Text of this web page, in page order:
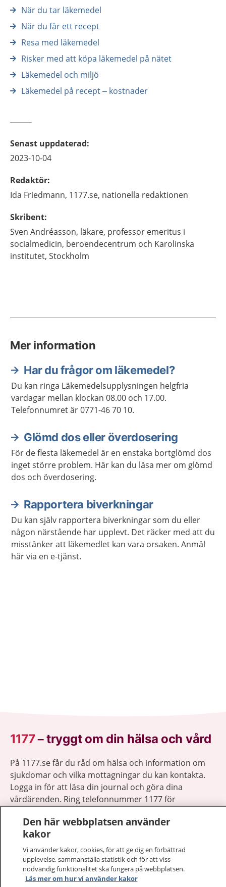
När du tar läkemedel
När du får ett recept
Resa med läkemedel
Risker med att köpa läkemedel på nätet
Läkemedel och miljö
Läkemedel på recept – kostnader
Senast uppdaterad:
2023-10-04
Redaktör:
Ida Friedmann, 1177.se, nationella redaktionen
Skribent:
Sven Andréasson, läkare, professor emeritus i
socialmedicin, beroendecentrum och Karolinska
institutet, Stockholm
Mer information
Har du frågor om läkemedel?
Du kan ringa Läkemedelsupplysningen helgfria
vardagar mellan klockan 08.00 och 17.00.
Telefonnumret är 0771-46 70 10.
Glömd dos eller överdosering
För de flesta läkemedel är en enstaka bortglömd dos
inget större problem. Här kan du läsa mer om glömd
dos och överdosering.
Rapportera biverkningar
Du kan själv rapportera biverkningar som du eller
någon närstående har upplevt. Det räcker med att du
misstänker att läkemedlet kan vara orsaken. Anmäl
här via en e-tjänst.
1177–tryggt om din hälsa och vård
På 1177.se får du råd om hälsa och information om
sjukdomar och vilka mottagningar du kan kontakta.
Logga in för att läsa din journal och göra dina
vårdärenden. Ring telefonnummer 1177 för
1177 ger dig råd när du vill må bättre.
Den här webbplatsen använder
kakor
Vi använder kakor, cookies, för att ge dig en förbättrad
upplevelse, sammanställa statistik och för att viss
nödvändig funktionalitet ska fungera på webbplatsen.
Läs mer om hur vi använder kakor